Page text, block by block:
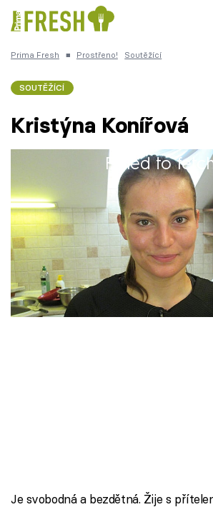
Česká kuchyně
Témata
Recepty
Články
TV Program
Prima Fresh ■ Prostřeno! Soutěžící
SOUTĚŽÍCÍ
Kristýna Konířová
Failed to
Kristýna vystudovala vysokou
předškolní pedagogika, a
Pracuje jako učitelka v
práce ji moc baví.
Je svobodná a bezdětná. Žije s